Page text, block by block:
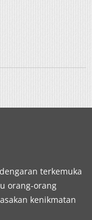
terkemuka
orang-orang
kenikmatan